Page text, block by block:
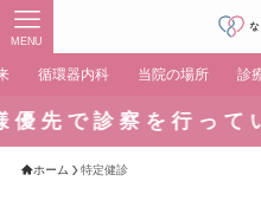
MENU
循環器内科 当院の場所 診
優 先 で 診 察 を 行 っ て
ホーム 特定健診